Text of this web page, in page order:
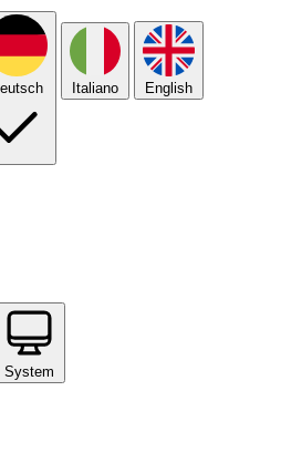
Italiano English
System